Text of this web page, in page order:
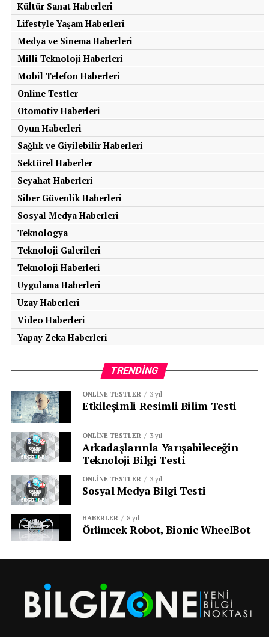
Kültür Sanat Haberleri
Lifestyle Yaşam Haberleri
Medya ve Sinema Haberleri
Milli Teknoloji Haberleri
Mobil Telefon Haberleri
Online Testler
Otomotiv Haberleri
Oyun Haberleri
Sağlık ve Giyilebilir Haberleri
Sektörel Haberler
Seyahat Haberleri
Siber Güvenlik Haberleri
Sosyal Medya Haberleri
Teknologya
Teknoloji Galerileri
Teknoloji Haberleri
Uygulama Haberleri
Uzay Haberleri
Video Haberleri
Yapay Zeka Haberleri
TRENDING
ONLINE TESTLER 3 yıl
Etkileşimli Resimli Bilim Testi
ONLINE TESTLER 3 yıl
Arkadaşlarınla Yarışabileceğin
Teknoloji Bilgi Testi
ONLINE TESTLER 3 yıl
Sosyal Medya Bilgi Testi
HABERLER 8 yıl
Örümcek Robot, Bionic WheelBot